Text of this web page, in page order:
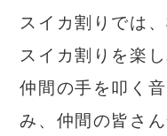
スイカ割りでは
スイカ割りを楽し
仲間の手を叩く
み、仲間の皆さ